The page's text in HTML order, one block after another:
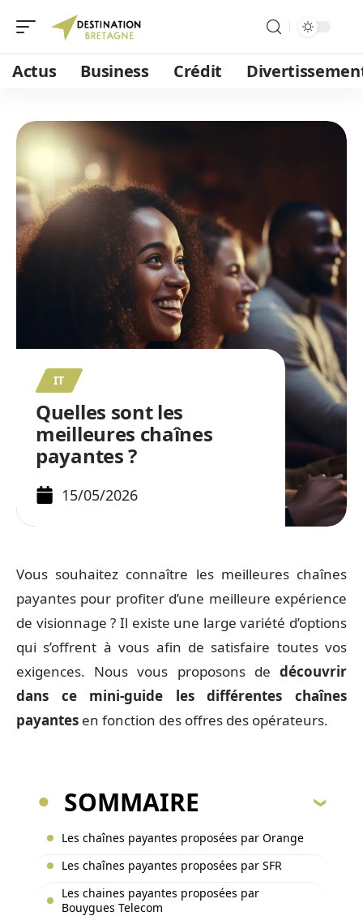
Actus Business Crédit
IT
Quelles sont les
meilleures chaînes
payantes ?
15/05/2026
Vous souhaitez connaître les meilleures chaînes
payantes pour profiter d’une meilleure expérience
de visionnage ? Il existe une large variété d’options
qui s’offrent à vous afin de satisfaire toutes vos
exigences. Nous vous proposons de découvrir
dans ce mini-guide les différentes chaînes
payantes en fonction des offres des opérateurs.
SOMMAIRE
Les chaînes payantes proposées par Orange
Les chaînes payantes proposées par SFR
Les chaines payantes proposées par
Bouygues Telecom